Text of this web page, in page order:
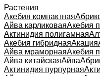
Растения
Акебия компактная
Айва карликоваяАкебия
Актинидия полигамная
Акебия гибриднаяАкация
Айва мраморнаяАкебия
Айва китайскаяАйва
Актинидия пурпурная